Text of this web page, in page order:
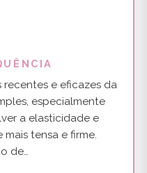
recentes e eficazes da
especialmente
a elasticidade e
tensa e firme.
de…